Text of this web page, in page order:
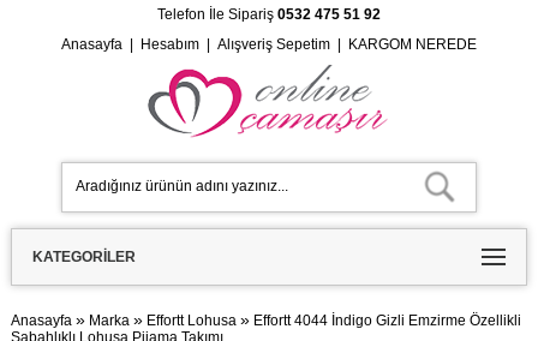
Telefon İle Sipariş 0532 475 51 92
Anasayfa| Hesabım| Alışveriş Sepetim| KARGOM NEREDE
KATEGORILER
Anasayfa » Marka » Effortt Lohusa » Effortt 4044 İndigo Gizli Emzirme Özellikli
Sabahlıklı Lohusa Pijama Takımı